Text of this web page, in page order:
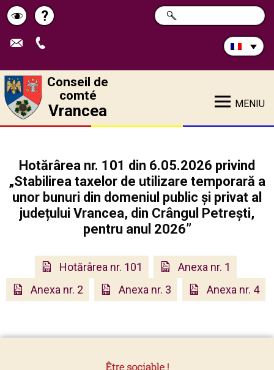
Schimbă
contrastul
Pagina
de
?
Rechercher
sur
CHERCHER
Conseil de
comté
Vrancea MENIU
Hotărârea nr. 101 din 6.05.2026 privind
„Stabilirea taxelor de utilizare temporară a
unor bunuri din domeniul public și privat al
județului Vrancea, din Crângul Petrești,
pentru anul 2026”
Hotărârea nr. 101
Anexa nr. 1
Anexa nr. 2
Anexa nr. 3 Anexa nr. 4